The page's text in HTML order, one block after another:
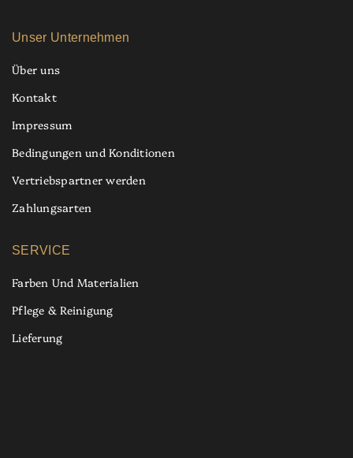
Unser Unternehmen
Über uns
Kontakt
Impressum
Bedingungen und Konditionen
Vertriebspartner werden
Zahlungsarten
SERVICE
Farben Und Materialien
Pflege & Reinigung
Lieferung